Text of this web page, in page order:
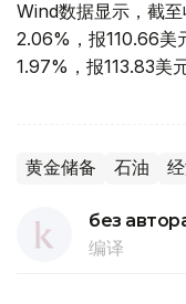
Wind数据显示，截
2.06%，报110.66美
1.97%，报113.83美
黄金储备 石油
без
编译